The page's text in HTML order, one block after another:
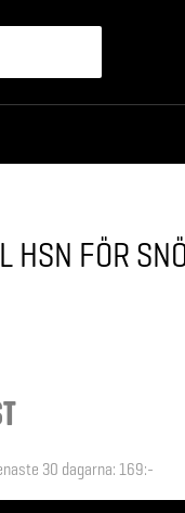
HSN FÖR
30 dagarna: 169:-